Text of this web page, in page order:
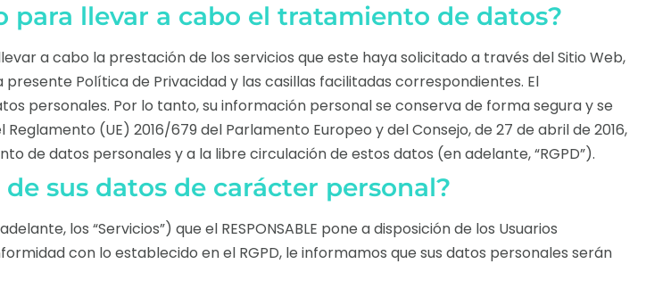
para llevar a cabo el tratamiento de datos?
a cabo la prestación de los servicios que este haya solicitado a través del Sitio Web,
Política de Privacidad y las casillas facilitadas correspondientes. El
personales. Por lo tanto, su información personal se conserva de forma segura y se
(UE) 2016/679 del Parlamento Europeo y del Consejo, de 27 de abril de 2016,
de datos personales y a la libre circulación de estos datos (en adelante, “RGPD”).
sus datos de carácter personal?
los “Servicios”) que el RESPONSABLE pone a disposición de los Usuarios
con lo establecido en el RGPD, le informamos que sus datos personales serán